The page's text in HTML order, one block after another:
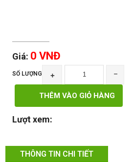
Giá: 0 VNĐ
SỐ LƯỢNG + ‾
THÊM VÀO GIỎ HÀNG
Lượt xem:
THÔNG TIN CHI TIẾT